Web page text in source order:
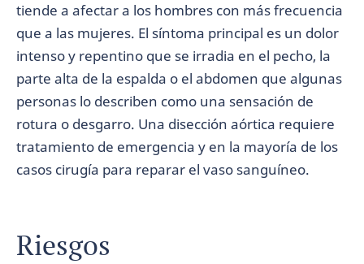
tiende a afectar a los hombres con más frecuencia
que a las mujeres. El síntoma principal es un dolor
intenso y repentino que se irradia en el pecho, la
parte alta de la espalda o el abdomen que algunas
personas lo describen como una sensación de
rotura o desgarro. Una disección aórtica requiere
tratamiento de emergencia y en la mayoría de los
casos cirugía para reparar el vaso sanguíneo.
Riesgos